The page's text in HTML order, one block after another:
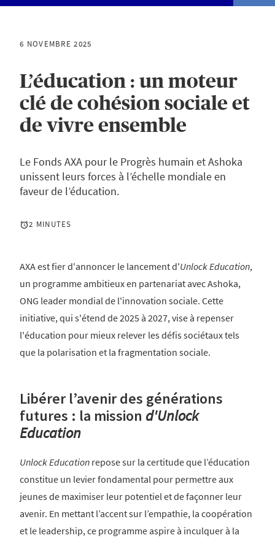
6 NOVEMBRE 2025
L’éducation : un moteur
clé de cohésion sociale et
de vivre ensemble
Le Fonds AXA pour le Progrès humain et Ashoka
unissent leurs forces à l’échelle mondiale en
faveur de l’éducation.
2 MINUTES
AXA est fier d'annoncer le lancement d'Unlock Education,
un programme ambitieux en partenariat avec Ashoka,
ONG leader mondial de l'innovation sociale. Cette
initiative, qui s'étend de 2025 à 2027, vise à repenser
l'éducation pour mieux relever les défis sociétaux tels
que la polarisation et la fragmentation sociale. ​
Libérer l’avenir des générations
futures : la mission d'Unlock
Education
Unlock Education repose sur la certitude que l’éducation
constitue un levier fondamental pour permettre aux
jeunes de maximiser leur potentiel et de façonner leur
avenir. En mettant l’accent sur l’empathie, la coopération
et le leadership, ce programme aspire à inculquer à la